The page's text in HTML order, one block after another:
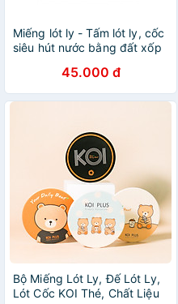
Miếng lót ly - Tấm lót ly, cốc
siêu hút nước bằng đất xốp
điệp dễ thương
45.000 đ
Bộ Miếng Lót Ly, Đế Lót Ly,
Lót Cốc KOI Thé, Chất Liệu